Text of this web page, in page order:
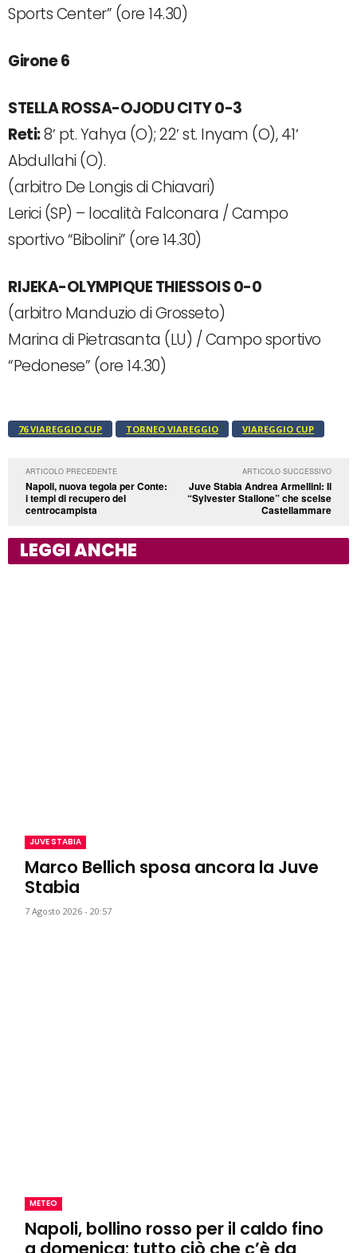
Sports Center” (ore 14.30)
Girone 6
STELLA ROSSA-OJODU CITY 0-3
Reti:8′ pt. Yahya (O); 22′ st. Inyam (O), 41′
Abdullahi (O).
(arbitro De Longis di Chiavari)
Lerici (SP) – località Falconara / Campo
sportivo “Bibolini” (ore 14.30)
RIJEKA-OLYMPIQUE THIESSOIS 0-0
(arbitro Manduzio di Grosseto)
Marina di Pietrasanta (LU) / Campo sportivo
“Pedonese” (ore 14.30)
76 VIAREGGIO CUP TORNEO VIAREGGIO VIAREGGIO CUP
ARTICOLO PRECEDENTE
Napoli, nuova tegola per Conte:
i tempi di recupero del
centrocampista
ARTICOLO SUCCESSIVO
Juve Stabia Andrea Armellini: Il
“Sylvester Stallone” che scelse
Castellammare
LEGGI ANCHE
JUVE STABIA
Marco Bellich sposa ancora la Juve
Stabia
7 Agosto 2026 - 20:57
METEO
Napoli, bollino rosso per il caldo fino